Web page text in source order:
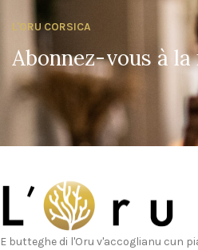
L'ORU CORSICA
Abonnez-vous à
E butteghe di l'Oru v'accoglianu cun